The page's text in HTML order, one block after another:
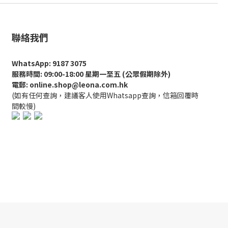
聯絡我們
WhatsApp: 9187 3075
服務時間: 09:00-18:00 星期一至五 (公眾假期除外)
電郵: online.shop@leona.com.hk
(如有任何查詢，建議客人使用Whatsapp查詢，信箱回覆時
間較慢)